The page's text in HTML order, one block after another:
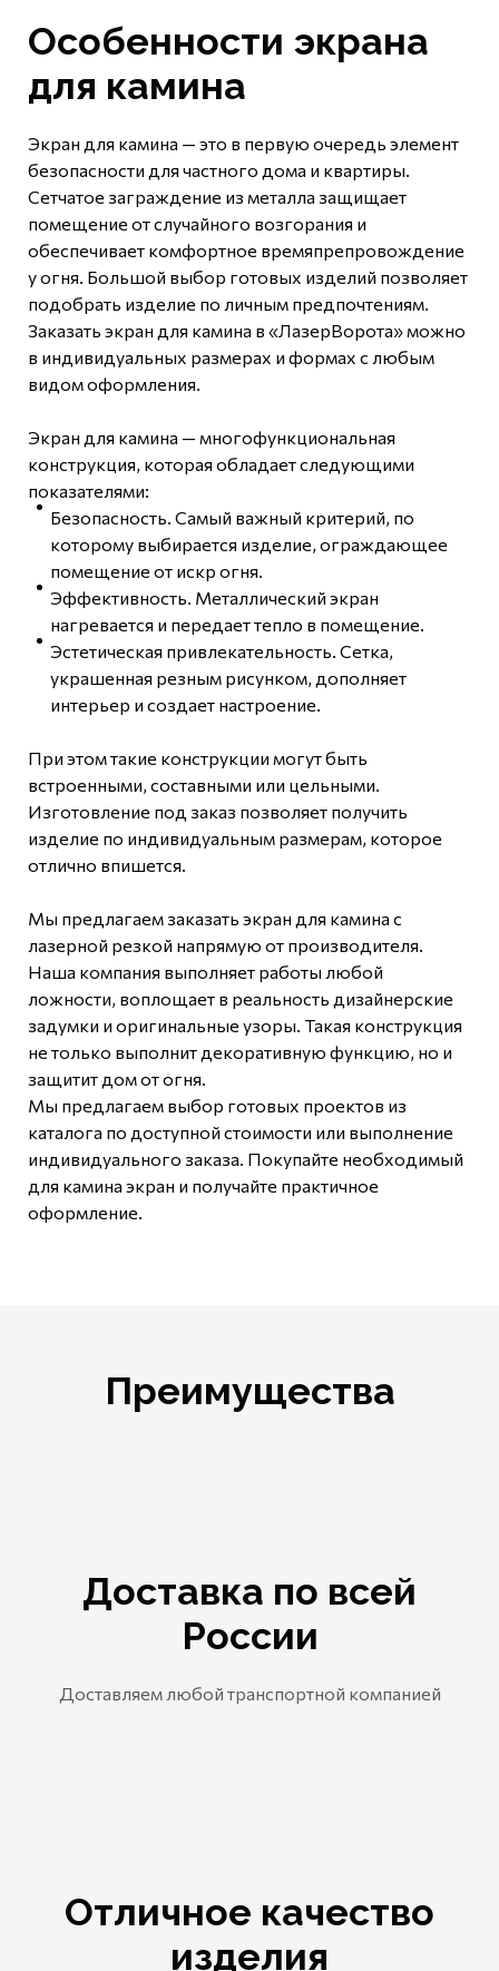
Особенности экрана
для камина
Экран для камина — это в первую очередь элемент
безопасности для частного дома и квартиры.
Сетчатое заграждение из металла защищает
помещение от случайного возгорания и
обеспечивает комфортное времяпрепровождение
у огня. Большой выбор готовых изделий позволяет
подобрать изделие по личным предпочтениям.
Заказать экран для камина в «ЛазерВорота» можно
в индивидуальных размерах и формах с любым
видом оформления.
Экран для камина — многофункциональная
конструкция, которая обладает следующими
показателями:
Безопасность. Самый важный критерий, по
которому выбирается изделие, ограждающее
помещение от искр огня.
Эффективность. Металлический экран
нагревается и передает тепло в помещение.
Эстетическая привлекательность. Сетка,
украшенная резным рисунком, дополняет
интерьер и создает настроение.
При этом такие конструкции могут быть
встроенными, составными или цельными.
Изготовление под заказ позволяет получить
изделие по индивидуальным размерам, которое
отлично впишется.
Мы предлагаем заказать экран для камина с
лазерной резкой напрямую от производителя.
Наша компания выполняет работы любой
ложности, воплощает в реальность дизайнерские
задумки и оригинальные узоры. Такая конструкция
не только выполнит декоративную функцию, но и
защитит дом от огня.
Мы предлагаем выбор готовых проектов из
каталога по доступной стоимости или выполнение
индивидуального заказа. Покупайте необходимый
для камина экран и получайте практичное
оформление.
Преимущества
Доставка по всей
России
Доставляем любой транспортной компанией
Отличное качество
изделия